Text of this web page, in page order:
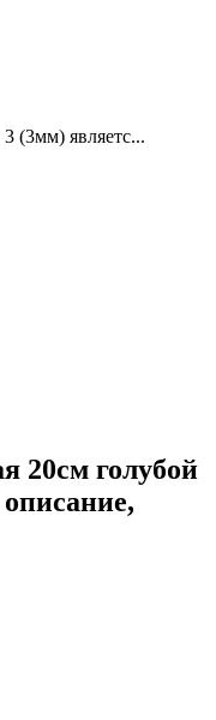
(3мм) являетс...
20см голубой